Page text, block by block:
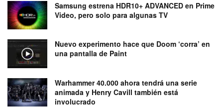
Samsung estrena HDR10+ ADVANCED en Prime
Video, pero solo para algunas TV
Nuevo experimento hace que Doom ‘corra’ en
una pantalla de Paint
Warhammer 40.000 ahora tendrá una serie
animada y Henry Cavill también está
involucrado